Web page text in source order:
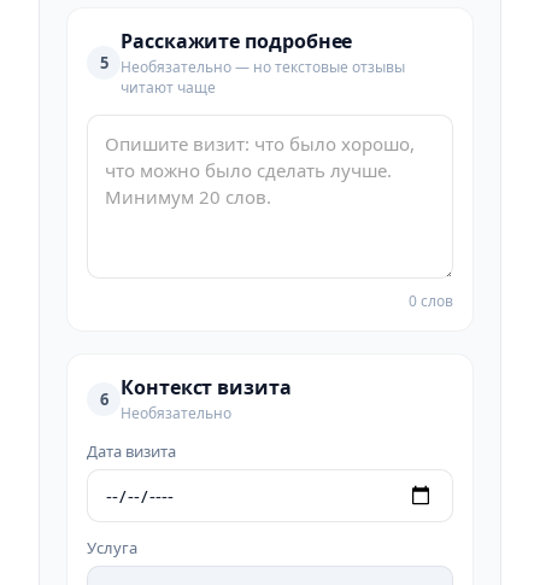
5
Расскажите подробнее
Необязательно — но текстовые отзывы
читают чаще
0 слов
6 Контекст визита
Необязательно
Дата визита
Услуга